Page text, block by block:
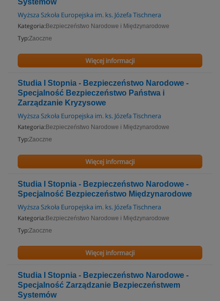
Systemów
Wyższa Szkoła Europejska im. ks. Józefa Tischnera
Kategoria: Bezpieczeństwo Narodowe i Międzynarodowe
Typ:Zaoczne
Więcej informacji
Studia I Stopnia - Bezpieczeństwo Narodowe -
Specjalność Bezpieczeństwo Państwa i
Zarządzanie Kryzysowe
Wyższa Szkoła Europejska im. ks. Józefa Tischnera
Kategoria: Bezpieczeństwo Narodowe i Międzynarodowe
Typ:Zaoczne
Więcej informacji
Studia I Stopnia - Bezpieczeństwo Narodowe -
Specjalność Bezpieczeństwo Międzynarodowe
Wyższa Szkoła Europejska im. ks. Józefa Tischnera
Kategoria: Bezpieczeństwo Narodowe i Międzynarodowe
Typ:Zaoczne
Więcej informacji
Studia I Stopnia - Bezpieczeństwo Narodowe -
Specjalność Zarządzanie Bezpieczeństwem
Systemów